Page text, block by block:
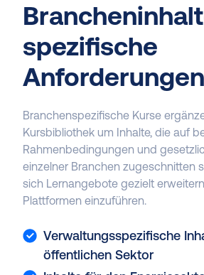
spezifische
Anforderungen
Branchenspezifische Kurse
Kursbibliothek um Inhalte, die auf
Rahmenbedingungen und
einzelner Branchen zugeschnitten
sich Lernangebote gezielt
Plattformen einzuführen.
Verwaltungsspezifische
öffentlichen Sektor